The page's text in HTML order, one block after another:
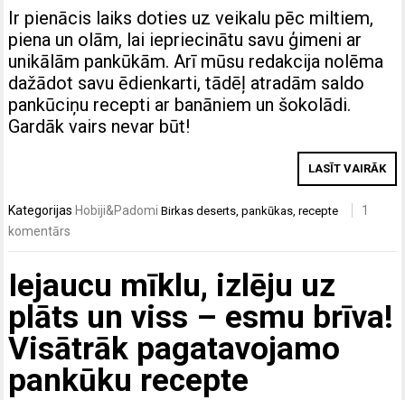
Ir pienācis laiks doties uz veikalu pēc miltiem,
piena un olām, lai iepriecinātu savu ģimeni ar
unikālām pankūkām. Arī mūsu redakcija nolēma
dažādot savu ēdienkarti, tādēļ atradām saldo
pankūciņu recepti ar banāniem un šokolādi.
Gardāk vairs nevar būt!
LASĪT VAIRĀK
Kategorijas Hobiji&Padomi Birkasdeserts,pankūkas,recepte
1
komentārs
Iejaucu mīklu, izlēju uz
plāts un viss – esmu brīva!
Visātrāk pagatavojamo
pankūku recepte